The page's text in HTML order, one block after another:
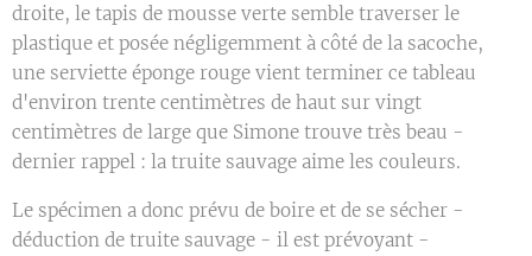
droite, le tapis de mousse verte semble traverser le
plastique et posée négligemment à côté de la sacoche,
une serviette éponge rouge vient terminer ce tableau
d'environ trente centimètres de haut sur vingt
centimètres de large que Simone trouve très beau -
dernier rappel : la truite sauvage aime les couleurs.
Le spécimen a donc prévu de boire et de se sécher -
déduction de truite sauvage - il est prévoyant -